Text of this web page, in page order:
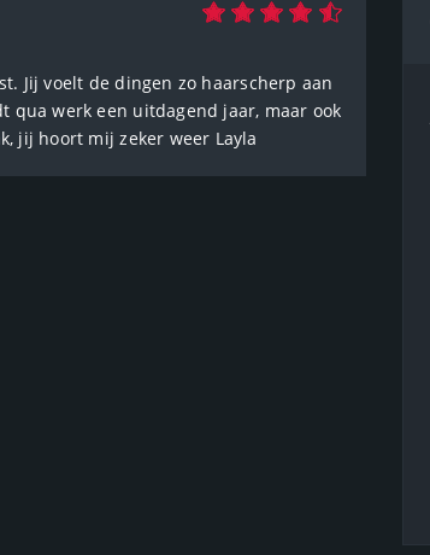
Jij voelt de dingen zo haarscherp aan
werk een uitdagend jaar, maar ook
jij hoort mij zeker weer Layla